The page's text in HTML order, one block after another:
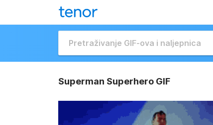
Superman Superhero GIF